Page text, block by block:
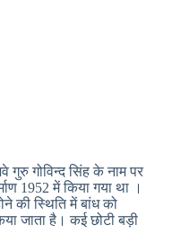
गुरु गोविन्द सिंह के नाम पर
1952 में किया गया था ।
की स्थिति में बांध को
जाता है। कई छोटी बड़ी